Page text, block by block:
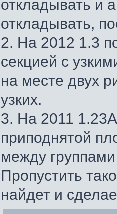
откладывать и
откладывать,
2. На 2012 1.3
секцией с
на месте двух
узких.
3. На 2011
приподнятой
между
Пропустить
найдет и